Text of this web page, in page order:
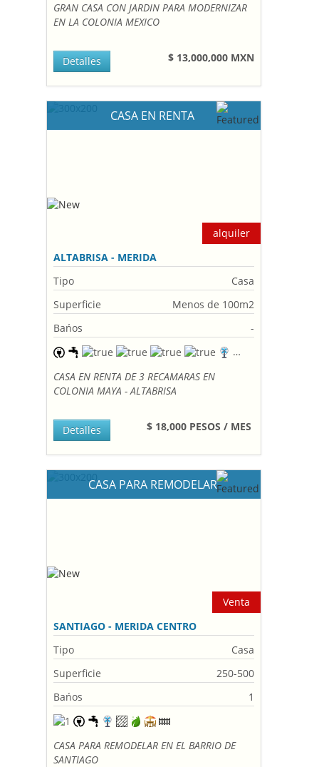
GRAN CASA CON JARDIN PARA MODERNIZAR
EN LA COLONIA MEXICO
$ 13,000,000 MXN
Detalles
CASA EN RENTA
alquiler
ALTABRISA - MERIDA
Tipo
Casa
Superficie
Menos de 100m2
Bańos
-
CASA EN RENTA DE 3 RECAMARAS EN
COLONIA MAYA - ALTABRISA
$ 18,000 PESOS / MES
Detalles
CASA PARA REMODELAR
Venta
SANTIAGO - MERIDA CENTRO
Tipo
Casa
Superficie
250-500
Bańos
1
CASA PARA REMODELAR EN EL BARRIO DE
SANTIAGO